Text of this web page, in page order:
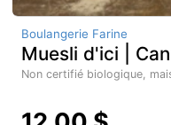
Boulangerie Farine
Muesli d'ici |
Non certifié biologique,